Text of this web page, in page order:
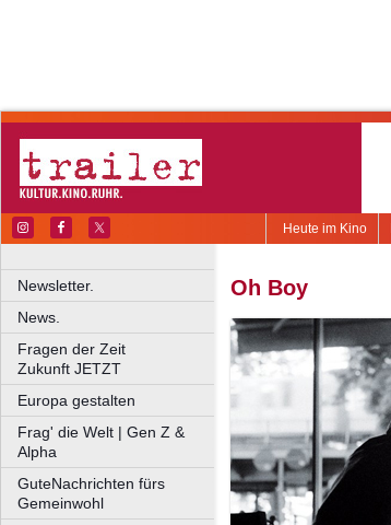
Heute im Kino
Newsletter.
News.
Fragen der Zeit
Zukunft JETZT
Europa gestalten
Frag' die Welt | Gen Z &
Alpha
GuteNachrichten fürs
Gemeinwohl
Oh Boy